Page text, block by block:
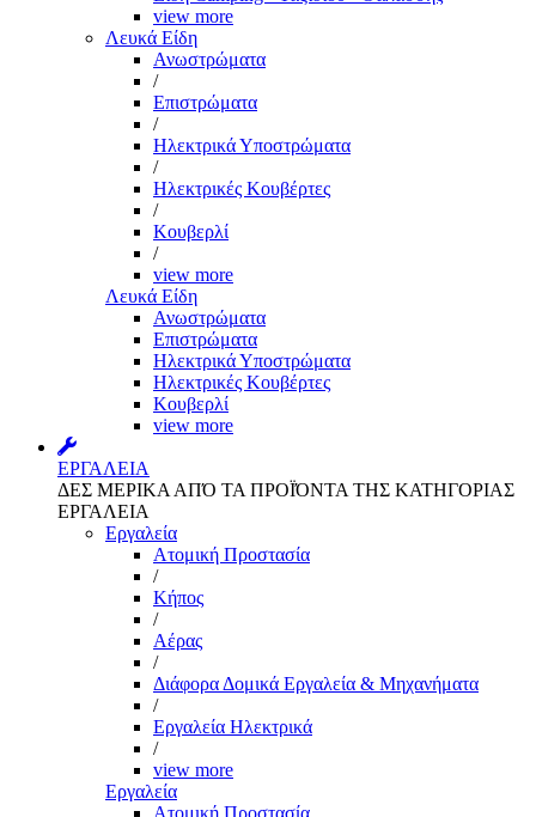
view more
Λευκά Είδη
Ανωστρώματα
/
Επιστρώματα
/
Ηλεκτρικά Υποστρώματα
/
Ηλεκτρικές Κουβέρτες
/
Κουβερλί
/
view more
Λευκά Είδη
Ανωστρώματα
Επιστρώματα
Ηλεκτρικά Υποστρώματα
Ηλεκτρικές Κουβέρτες
Κουβερλί
view more
ΕΡΓΑΛΕΙΑ
ΔΕΣ ΜΕΡΙΚΑ ΑΠΌ ΤΑ ΠΡΟΪΌΝΤΑ ΤΗΣ ΚΑΤΗΓΟΡΙΑΣ
ΕΡΓΑΛΕΙΑ
Εργαλεία
Aτομική Προστασία
/
Kήπος
/
Αέρας
/
Διάφορα Δομικά Εργαλεία & Μηχανήματα
/
Εργαλεία Ηλεκτρικά
/
view more
Εργαλεία
Aτομική Προστασία